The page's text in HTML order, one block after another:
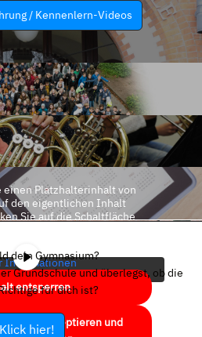
/ Kennenlern-Videos
einen Platzhalterinhalt von
den eigentlichen Inhalt
Sie auf die Schaltfläche
Informationen
entsperren
akzeptieren und
dein Gymnasium?
Grundschule und überlegst, ob die
für dich ist?
Klick hier!